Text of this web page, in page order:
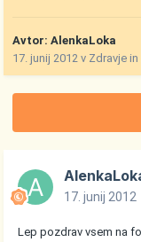
Avtor:AlenkaLoka
17. junij 2012 v Zdravje
17. junij 2012
Lep pozdrav vsem na